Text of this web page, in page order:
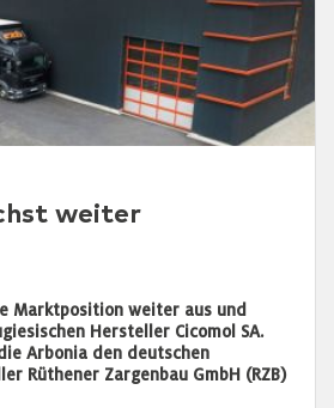
weiter
Marktposition weiter aus und
Hersteller Cicomol SA.
Arbonia den deutschen
Rüthener Zargenbau GmbH (RZB)